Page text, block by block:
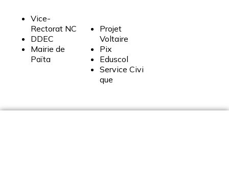
Vice-
Rectorat NC
DDEC
Mairie de
Païta
Projet
Voltaire
Pix
Eduscol
Service Civi
que